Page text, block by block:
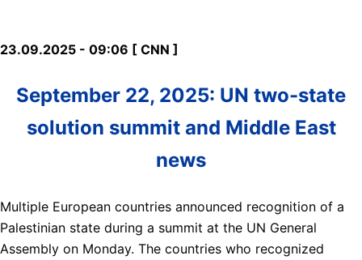
23.09.2025 - 09:06 [ CNN ]
September 22, 2025: UN two-state
solution summit and Middle East
news
Multiple European countries announced recognition of a
Palestinian state during a summit at the UN General
Assembly on Monday. The countries who recognized